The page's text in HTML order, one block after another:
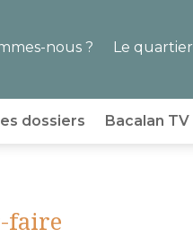
nous ? Le quartier
dossiers Bacalan TV
faire